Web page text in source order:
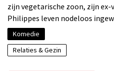
zijn vegetarische zoon, zijn ex-
Philippes leven nodeloos
Komedie
Relaties & Gezin